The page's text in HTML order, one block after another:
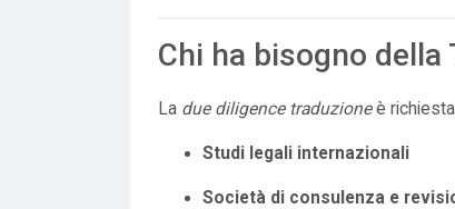
Chi ha bisogno della
La due diligence traduzioneè richiesta
Studi legali internazionali
Società di consulenza e